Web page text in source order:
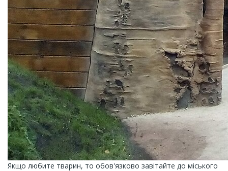
Якщо любите тварин, то обов'язково завітайте до міського